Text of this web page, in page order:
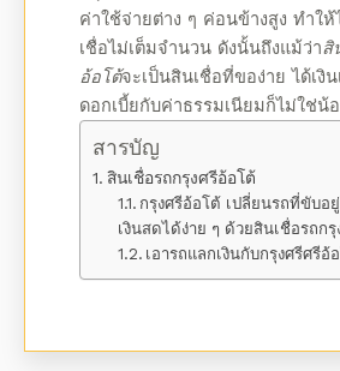
ค่าใช้จ่ายต่าง ๆ ค่อนข้างสูง ทำให้
เชื่อไม่เต็มจำนวน ดังนั้นถึงแม้ว่าสิ
อ้อโต้จะเป็นสินเชื่อที่ของ่าย ได้เงิ
ดอกเบี้ยกับค่าธรรมเนียมก็ไม่ใช่น้
สารบัญ
สินเชื่อรถกรุงศรีอ้อโต้
กรุงศรีอ้อโต้ เปลี่ยนรถที่ขับอ
เงินสดได้ง่าย ๆ ด้วยสินเชื่อรถกรุ
เอารถแลกเงินกับกรุงศรีศรีอ้